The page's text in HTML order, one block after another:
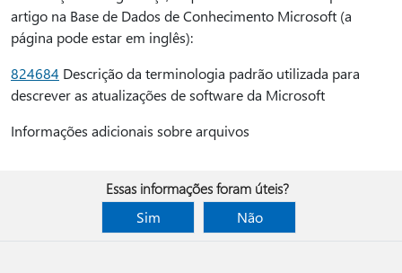
artigo na Base de Dados de Conhecimento Microsoft (a
página pode estar em inglês):
824684 Descrição da terminologia padrão utilizada para
descrever as atualizações de software da Microsoft
Informações adicionais sobre arquivos
Essas informações foram úteis?
Sim
Não